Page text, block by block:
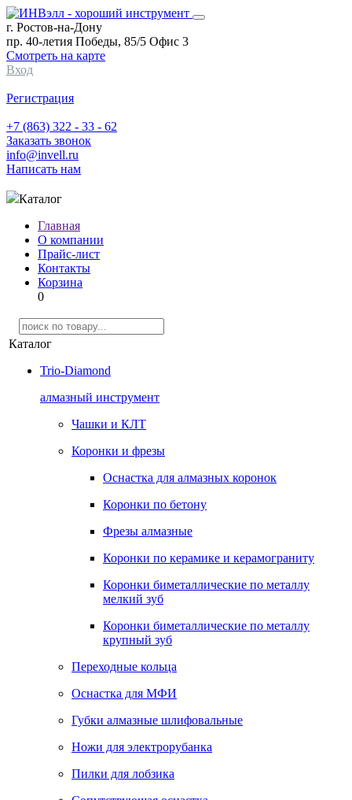
г. Ростов-на-Дону
пр. 40-летия Победы, 85/5 Офис 3
Смотреть на карте
Вход
Регистрация
+7 (863) 322 - 33 - 62
Заказать звонок
info@invell.ru
Написать нам
Каталог
Главная
О компании
Прайс-лист
Контакты
Корзина
0
Каталог
Trio-Diamond
алмазный инструмент
Чашки и КЛТ
Коронки и фрезы
Оснастка для алмазных коронок
Коронки по бетону
Фрезы алмазные
Коронки по керамике и керамограниту
Коронки биметаллические по металлу
мелкий зуб
Коронки биметаллические по металлу
крупный зуб
Переходные кольца
Оснастка для МФИ
Губки алмазные шлифовальные
Ножи для электрорубанка
Пилки для лобзика